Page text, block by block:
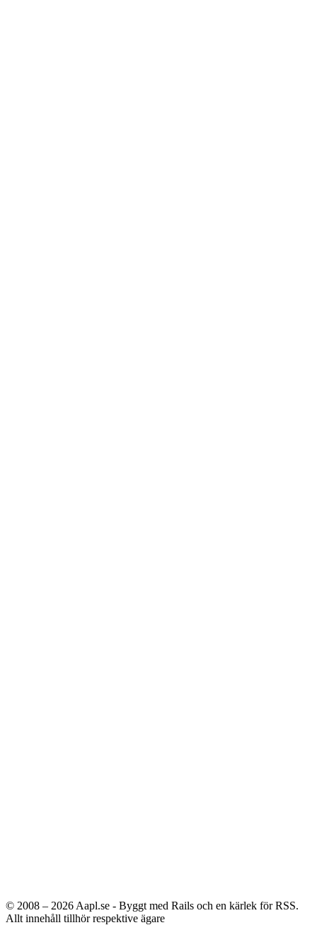
© 2008 – 2026 Aapl.se - Byggt med Rails och en kärlek för RSS.
Allt innehåll tillhör respektive ägare